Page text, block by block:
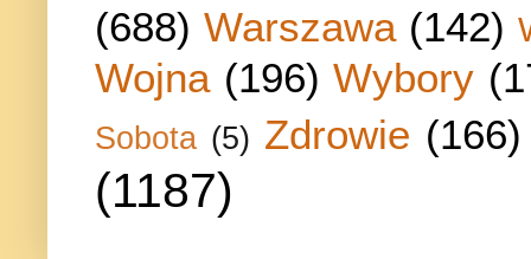
(688) Warszawa (142)
Wojna (196) Wybory
Sobota (5) Zdrowie (166)
(1187)